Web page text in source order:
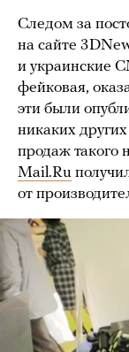
Следом за
на сайте
и украинские
фейковая,
эти были
никаких
продаж такого
Mail.Ru
от